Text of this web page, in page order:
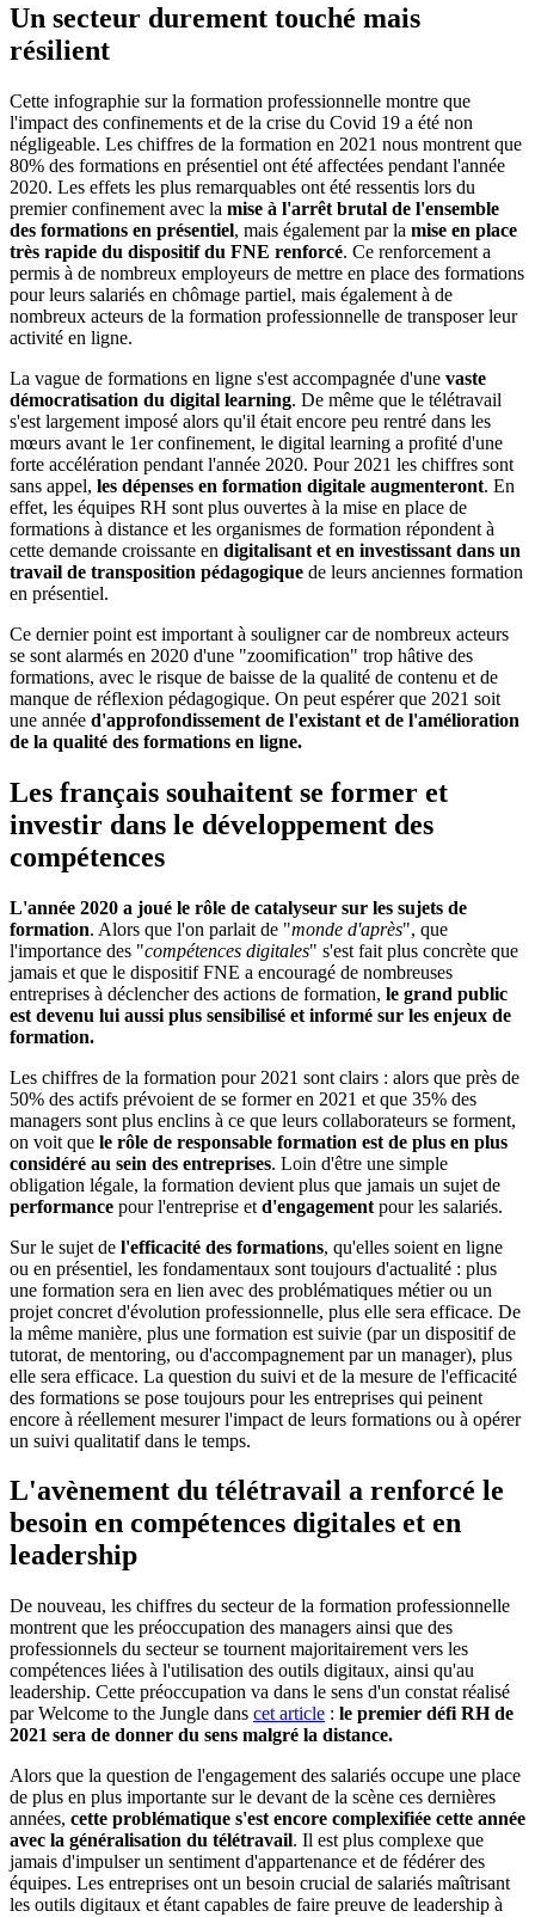
Un secteur durement touché mais
résilient
Cette infographie sur la formation professionnelle montre que
l'impact des confinements et de la crise du Covid 19 a été non
négligeable. Les chiffres de la formation en 2021 nous montrent que
80% des formations en présentiel ont été affectées pendant l'année
2020. Les effets les plus remarquables ont été ressentis lors du
premier confinement avec la mise à l'arrêt brutal de l'ensemble
des formations en présentiel, mais également par la mise en place
très rapide du dispositif du FNE renforcé. Ce renforcement a
permis à de nombreux employeurs de mettre en place des formations
pour leurs salariés en chômage partiel, mais également à de
nombreux acteurs de la formation professionnelle de transposer leur
activité en ligne.
La vague de formations en ligne s'est accompagnée d'une vaste
démocratisation du digital learning. De même que le télétravail
s'est largement imposé alors qu'il était encore peu rentré dans les
mœurs avant le 1er confinement, le digital learning a profité d'une
forte accélération pendant l'année 2020. Pour 2021 les chiffres sont
sans appel, les dépenses en formation digitale augmenteront. En
effet, les équipes RH sont plus ouvertes à la mise en place de
formations à distance et les organismes de formation répondent à
cette demande croissante en digitalisant et en investissant dans un
travail de transposition pédagogique de leurs anciennes formation
en présentiel.
Ce dernier point est important à souligner car de nombreux acteurs
se sont alarmés en 2020 d'une "zoomification" trop hâtive des
formations, avec le risque de baisse de la qualité de contenu et de
manque de réflexion pédagogique. On peut espérer que 2021 soit
une année d'approfondissement de l'existant et de l'amélioration
de la qualité des formations en ligne.
Les français souhaitent se former et
investir dans le développement des
compétences
L'année 2020 a joué le rôle de catalyseur sur les sujets de
formation. Alors que l'on parlait de "monde d'après", que
l'importance des "compétences digitales" s'est fait plus concrète que
jamais et que le dispositif FNE a encouragé de nombreuses
entreprises à déclencher des actions de formation, le grand public
est devenu lui aussi plus sensibilisé et informé sur les enjeux de
formation.
Les chiffres de la formation pour 2021 sont clairs : alors que près de
50% des actifs prévoient de se former en 2021 et que 35% des
managers sont plus enclins à ce que leurs collaborateurs se forment,
on voit que le rôle de responsable formation est de plus en plus
considéré au sein des entreprises. Loin d'être une simple
obligation légale, la formation devient plus que jamais un sujet de
performance pour l'entreprise et d'engagement pour les salariés.
Sur le sujet de l'efficacité des formations, qu'elles soient en ligne
ou en présentiel, les fondamentaux sont toujours d'actualité : plus
une formation sera en lien avec des problématiques métier ou un
projet concret d'évolution professionnelle, plus elle sera efficace. De
la même manière, plus une formation est suivie (par un dispositif de
tutorat, de mentoring, ou d'accompagnement par un manager), plus
elle sera efficace. La question du suivi et de la mesure de l'efficacité
des formations se pose toujours pour les entreprises qui peinent
encore à réellement mesurer l'impact de leurs formations ou à opérer
un suivi qualitatif dans le temps.
L'avènement du télétravail a renforcé le
besoin en compétences digitales et en
leadership
De nouveau, les chiffres du secteur de la formation professionnelle
montrent que les préoccupation des managers ainsi que des
professionnels du secteur se tournent majoritairement vers les
compétences liées à l'utilisation des outils digitaux, ainsi qu'au
leadership. Cette préoccupation va dans le sens d'un constat réalisé
par Welcome to the Jungle dans cet article : le premier défi RH de
2021 sera de donner du sens malgré la distance.
Alors que la question de l'engagement des salariés occupe une place
de plus en plus importante sur le devant de la scène ces dernières
années, cette problématique s'est encore complexifiée cette année
avec la généralisation du télétravail. Il est plus complexe que
jamais d'impulser un sentiment d'appartenance et de fédérer des
équipes. Les entreprises ont un besoin crucial de salariés maîtrisant
les outils digitaux et étant capables de faire preuve de leadership à